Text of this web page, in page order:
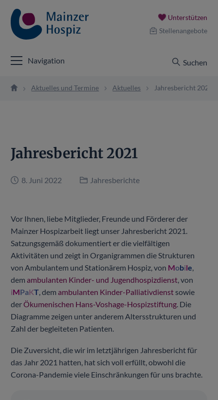
Unterstützen
Stellenangebote
Navigation Suchen
Aktuelles und Termine Aktuelles Jahresbericht 2021
Jahresbericht 2021
8. Juni 2022 Jahresberichte
Vor Ihnen, liebe Mitglieder, Freunde und Förderer der
Mainzer Hospizarbeit liegt unser Jahresbericht 2021.
Satzungsgemäß dokumentiert er die vielfältigen
Aktivitäten und zeigt in Organigrammen die Strukturen
von Ambulantem und Stationärem Hospiz, von Mobile
demambulanten Kinder- und Jugendhospizdienst , von
iMPaKT , demambulanten Kinder-Palliativdienst sowie
derÖkumenischen Hans-Voshage-Hospizstiftung . Die
Diagramme zeigen unter anderem Altersstrukturen und
Zahl der begleiteten Patienten.
Die Zuversicht, die wir im letztjährigen Jahresbericht für
das Jahr 2021 hatten, hat sich voll erfüllt, obwohl die
Corona-Pandemie viele Einschränkungen für uns brachte.